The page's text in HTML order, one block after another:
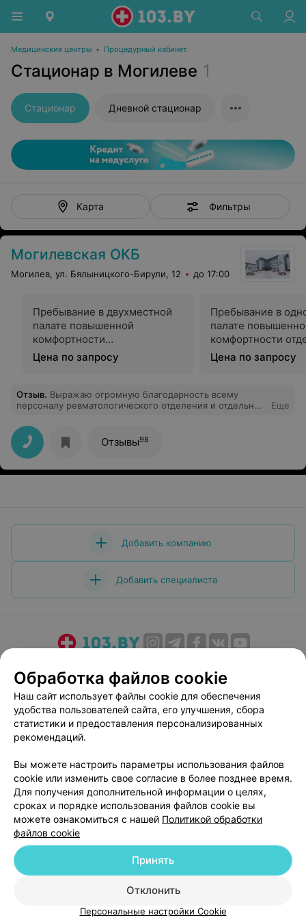
Медицинские центры • Процедурный кабинет
Стационар в Могилеве 1
Стационар Дневной стационар
Карта Фильтры
Могилевская ОКБ
Могилев, ул. Бялыницкого-Бирули, 12 до 17:00
Пребывание в двухместной
палате повышенной
комфортности
ортопедического отделения
№401
Цена по запросу
Пребывание в
палате
комфортности
травматологии
Цена по запросу
Отзыв. Выражаю огромную благодарность всему
персоналу ревматологического отделения и отдельно
Николаевне Махнач! Спасибо, что есть такие
профессионалы своего дела и неравнодушные люди в
медицине.
Еще
Отзывы98
Добавить компанию
Добавить специалиста
Медицинский маркетинг
Публичный договор
Пользовательское соглашение
Способы оплаты
Вакансии
Партнеры
Написать руководителю 103.by
Персональные настройки cookie
Обработка персональных данных
© 2026 ООО «Артокс Лаб», УНП 191700409| 220012, Республика Беларусь,
г. Минск, улица Толбухина, 2, пом. 16 | help@103.by
Обработка файлов cookie
Наш сайт использует файлы cookie для обеспечения
удобства пользователей сайта, его улучшения, сбора
статистики и предоставления персонализированных
рекомендаций.
Вы можете настроить параметры использования файлов
cookie или изменить свое согласие в более позднее время.
Для получения дополнительной информации о целях,
сроках и порядке использования файлов cookie вы
можете ознакомиться с нашей Политикой обработки
файлов cookie
Отклонить
Принять
Персональные настройки Cookie